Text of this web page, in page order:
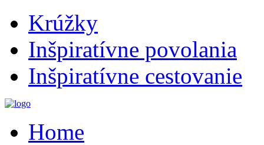
Krúžky
Inšpiratívne povolania
Inšpiratívne cestovanie
Home